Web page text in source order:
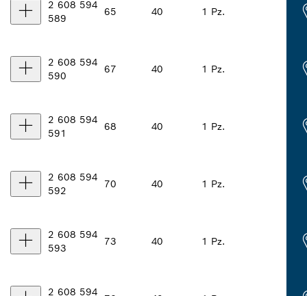
2 608 594
589
65 40 1 Pz.
2 608 594
590
67 40 1 Pz.
2 608 594
591
68 40 1 Pz.
2 608 594
592
70 40 1 Pz.
2 608 594
593
73 40 1 Pz.
2 608 594